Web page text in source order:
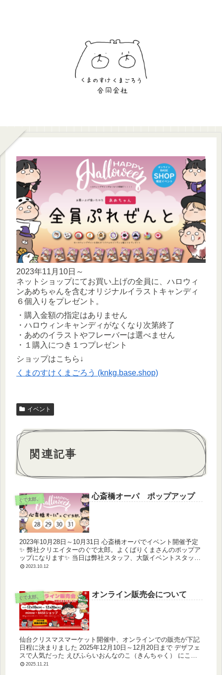
2023年11月10日～
ネットショップにてお買い上げの全員に、ハロウィ
ンあめちゃんを含むオリジナルイラストキャンディ
６個入りをプレゼント。
・購入金額の指定はありません
・ハロウィンキャンディがなくなり次第終了
・あめのイラストやフレーバーは選べません
・１購入につき１つプレゼント
ショップはこちら↓
くまのすけくまごろう (knkg.base.shop)
イベント
関連記事
ぐで太郎。 心斎橋オーパ ポップアップ
2023年10月28日～10月31日 心斎橋オーパでイベント開催予定
✨ 弊社クリエイターのぐで太郎。よくばりくまさんのポップア
ップになります✨ 当日は弊社スタッフ、大阪イベントスタッフ
にて対応させて頂きますのでよろしくお願いいたします。 シ...
2023.10.12
ぐで太郎。 オンライン販売会について
仙台クリスマスマーケット開催中、オンラインでの販売が下記
日程に決まりました 2025年12月10日～12月20日まで デザフェ
スで人気だった えびふらいおんなのこ（きんちゃく） にこい
ちキーホルダー など、販売を予定しています。よろしくお願...
2025.11.21